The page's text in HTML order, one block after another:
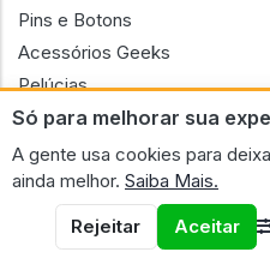
Só para melhorar sua
A gente usa cookies para
ainda melhor. Saiba Mais.
Rejeitar
Aceitar
Pins e Botons
Acessórios Geeks
Pelúcias
Bonecas
CNPJ n.º 30.220.458/0001-17 -